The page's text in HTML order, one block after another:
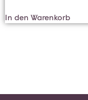
In den Warenkorb